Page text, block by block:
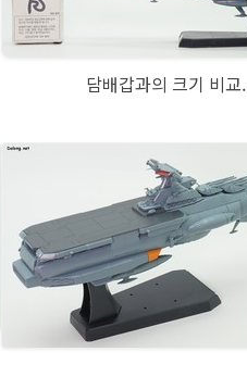
담배갑과의 크기 비교.